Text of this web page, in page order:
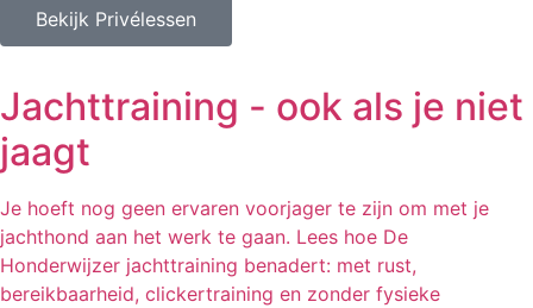
Bekijk Privélessen
Jachttraining - ook als je niet
jaagt
Je hoeft nog geen ervaren voorjager te zijn om met je
jachthond aan het werk te gaan. Lees hoe De
Honderwijzer jachttraining benadert: met rust,
bereikbaarheid, clickertraining en zonder fysieke